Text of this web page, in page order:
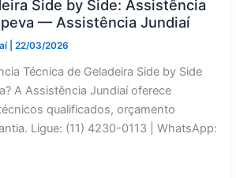
Side by Side: Assistência
— Assistência Jundiaí
|22/03/2026
Técnica de Geladeira Side by Side
A Assistência Jundiaí oferece
qualificados, orçamento
Ligue: (11) 4230-0113 | WhatsApp: